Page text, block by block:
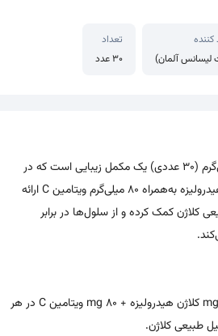
کننده
لیسانس آلمان)
تعداد
30 عدد
قرص کلاژن یوروویتال 1000 میلی‌گرم (30 عددی) یک مکمل زیبایی است که در
هر قرص، 1000 میلی‌گرم کلاژن هیدرولیزه به‌همراه 80 میلی‌گرم ویتامین C ارائه
کلاژن کمک کرده و از سلول‌ها در برابر
فرمول مؤثر 2‌ جزئی: 1000 mg کلاژن هیدرولیزه + 80 mg ویتامین C در هر
طبیعی کلاژن.